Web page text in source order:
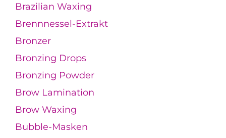
Brazilian Waxing
Brennnessel-Extrakt
Bronzer
Bronzing Drops
Bronzing Powder
Brow Lamination
Brow Waxing
Bubble-Masken